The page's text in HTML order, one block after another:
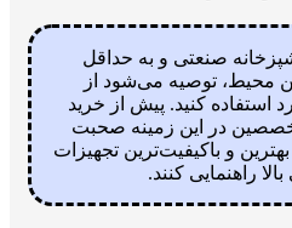
صنعتی و به حداقل
محیط، توصیه می‌شود از
استفاده کنید. پیش از خرید
در این زمینه صحبت
بهترین و باکیفیت‌ترین تجهیزات
راهنمایی کنند.